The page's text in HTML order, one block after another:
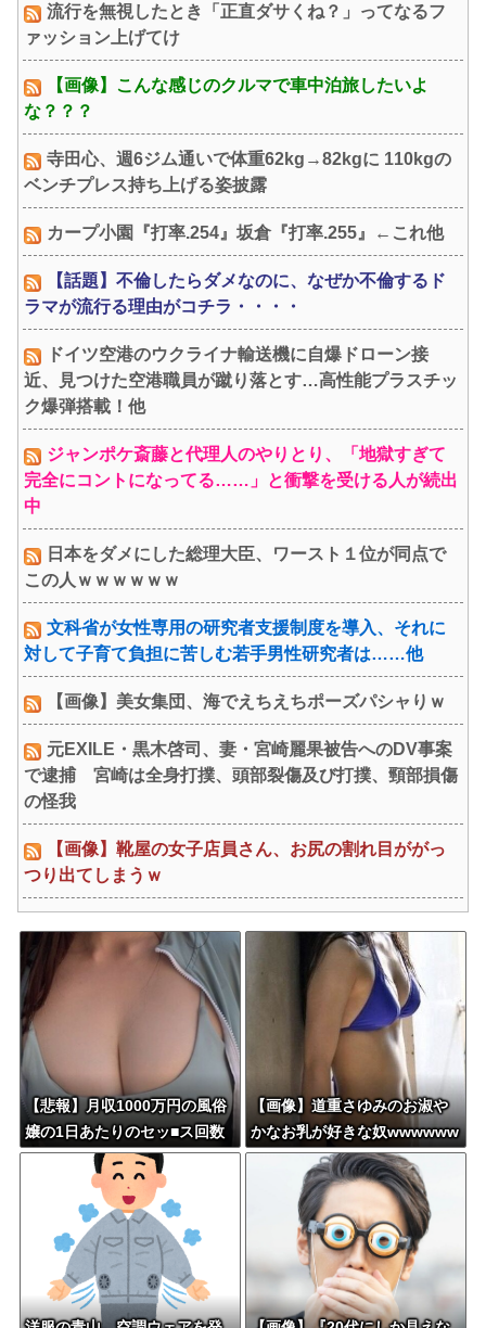
流行を無視したとき「正直ダサくね？」ってなるフ
ァッション上げてけ
【画像】こんな感じのクルマで車中泊旅したいよ
な？？？
寺田心、週6ジム通いで体重62kg→82kgに 110kgの
ベンチプレス持ち上げる姿披露
カープ小園『打率.254』坂倉『打率.255』←これ他
【話題】不倫したらダメなのに、なぜか不倫するド
ラマが流行る理由がコチラ・・・・
ドイツ空港のウクライナ輸送機に自爆ドローン接
近、見つけた空港職員が蹴り落とす…高性能プラスチッ
ク爆弾搭載！他
ジャンポケ斎藤と代理人のやりとり、「地獄すぎて
完全にコントになってる……」と衝撃を受ける人が続出
中
日本をダメにした総理大臣、ワースト１位が同点で
この人ｗｗｗｗｗｗ
文科省が女性専用の研究者支援制度を導入、それに
対して子育て負担に苦しむ若手男性研究者は……他
【画像】美女集団、海でえちえちポーズパシャりｗ
元EXILE・黒木啓司、妻・宮崎麗果被告へのDV事案
で逮捕 宮崎は全身打撲、頭部裂傷及び打撲、頸部損傷
の怪我
【画像】靴屋の女子店員さん、お尻の割れ目ががっ
つり出てしまうｗ
【悲報】月収1000万円の風俗
嬢の1日あたりのセッ■ス回数
がこちら
【画像】道重さゆみのお淑や
かなお乳が好きな奴wwwwww
w